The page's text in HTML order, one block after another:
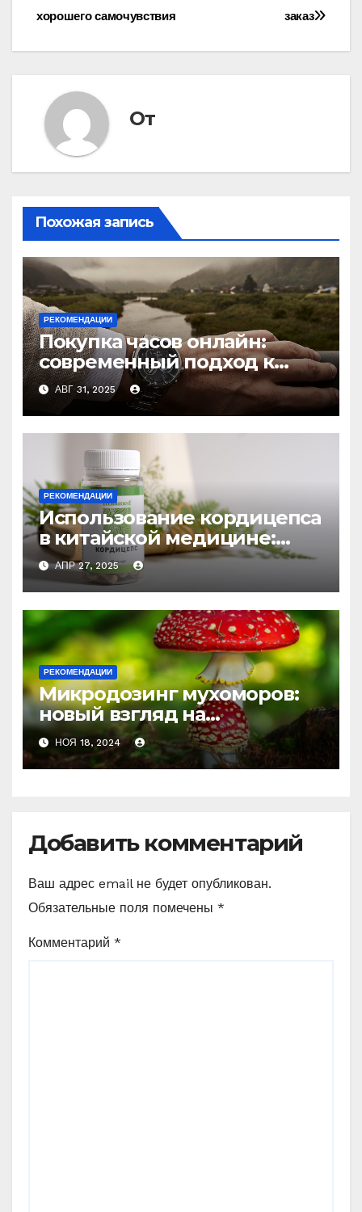
по
записям
заказ
хорошего самочувствия
От
Похожая запись
РЕКОМЕНДАЦИИ
Покупка часов онлайн:
современный подход к
выбору аксессуаров
АВГ 31, 2025
РЕКОМЕНДАЦИИ
Использование кордицепса
в китайской медицине:
природное средство
против усталости и
истощения
АПР 27, 2025
РЕКОМЕНДАЦИИ
Микродозинг мухоморов:
новый взгляд на
психоделику
НОЯ 18, 2024
Добавить комментарий
Ваш адрес email не будет опубликован.
Обязательные поля помечены *
Комментарий *